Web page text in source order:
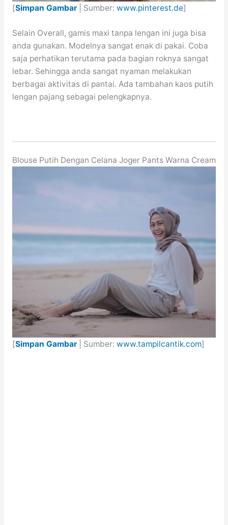
[Simpan Gambar| Sumber: www.pinterest.de]
Selain Overall, gamis maxi tanpa lengan ini juga bisa
anda gunakan. Modelnya sangat enak di pakai. Coba
saja perhatikan terutama pada bagian roknya sangat
lebar. Sehingga anda sangat nyaman melakukan
berbagai aktivitas di pantai. Ada tambahan kaos putih
lengan pajang sebagai pelengkapnya.
Blouse Putih Dengan Celana Joger Pants Warna Cream
[Simpan Gambar| Sumber: www.tampilcantik.com]